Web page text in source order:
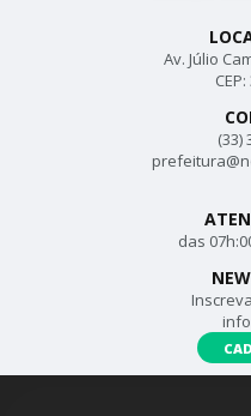
Av. Júlio
(33)
das